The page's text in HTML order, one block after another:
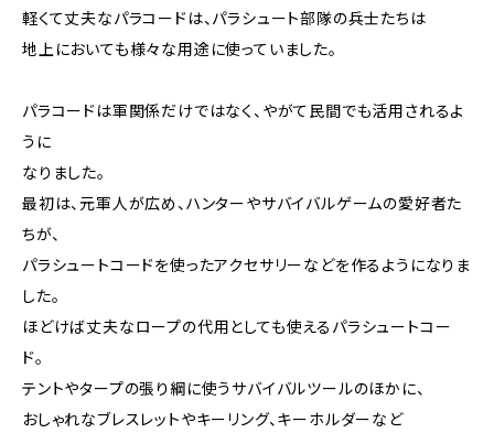
軽くて丈夫なパラコードは、パラシュート部隊の兵士たちは
地上においても様々な用途に使っていました。
パラコードは軍関係だけではなく、やがて民間でも活用されるよ
うに
なりました。
最初は、元軍人が広め、ハンターやサバイバルゲームの愛好者た
ちが、
パラシュートコードを使ったアクセサリーなどを作るようになりま
した。
ほどけば丈夫なロープの代用としても使えるパラシュートコー
ド。
テントやタープの張り綱に使うサバイバルツールのほかに、
おしゃれなブレスレットやキーリング、キーホルダーなど